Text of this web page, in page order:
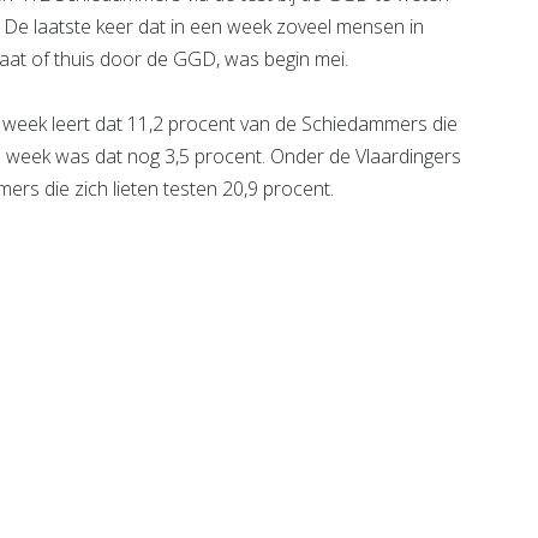
laatste keer dat in een week zoveel mensen in
of thuis door de GGD, was begin mei.
leert dat 11,2 procent van de Schiedammers die
was dat nog 3,5 procent. Onder de Vlaardingers
die zich lieten testen 20,9 procent.